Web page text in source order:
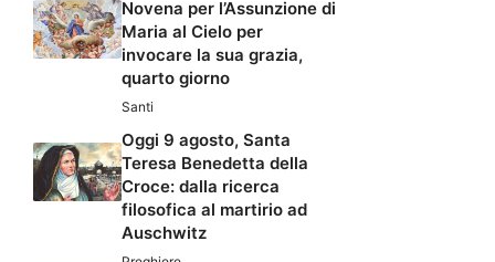
Novena per l’Assunzione di
Maria al Cielo per
invocare la sua grazia,
quarto giorno
Santi
Oggi 9 agosto, Santa
Teresa Benedetta della
Croce: dalla ricerca
filosofica al martirio ad
Auschwitz